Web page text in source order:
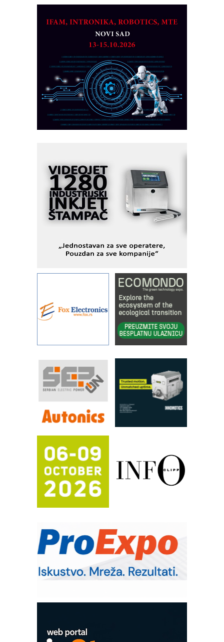
na viši nivo
Detekcija različitih oblika
MAREX - Lim i mašine za savremena
rešenja
Marcom-plast d.o.o.- vaš pouzdan
partner
CTO - Prilagodite svoju toplinsku
obradu!
Razvoj asortimanskog pravca MINI-
PLC AKYTEC
MOTOMAN – NEXT-Robotika vođena
veštačkom inteligencijom
I.SAFE MOBILE revolucioniše
industrijsku automatizaciju
pionirskimmobile operator PANEL-OM
Fleksibilno stezanje i brzo
KIP KOP – napredna rešenja za
savremene industrijske i logističke
Alba d.o.o. – 35 godina preciznosti u
metrologiji i pametnim dozirnim
rešenjima
IBeRTIM - oprema za ispitivanje
STAUFF – Komponente koje
sistema
YAMADA pumpe – japanska
pouzdanost u transferu fluida
Filtration Group Industrial – Napredna
rešenja za filtraciju u hidrauličkim i
procesnim sistemima
FANUC: Najbolje za vašu pametnu
automatizaciju
Efikasno upravljanje energijom
Automatizacija pakovanja · Display
(Shelf-Ready) omotnice
Potpuna efikasnost bez složenih
Trajna oznaka kao dugoročna korist
Bezbednost na prvom mestu!
IB BLUMENAUER - više od 40 godina
poverenja u industriji
OBO sistemi mrežastih nosača kablova